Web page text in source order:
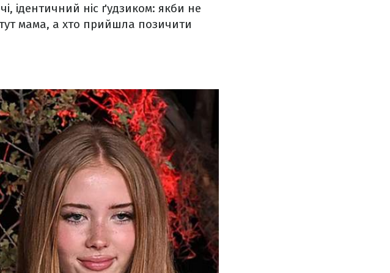
ідентичний ніс ґудзиком: якби не
мама, а хто прийшла позичити